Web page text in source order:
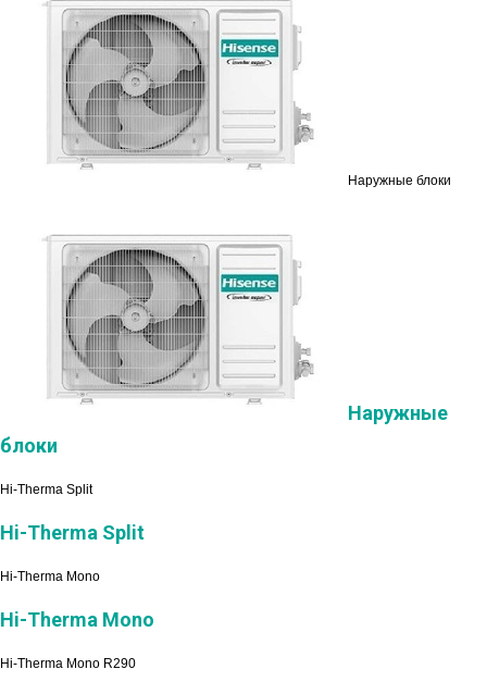
Наружные блоки
Наружные
блоки
Hi-Therma Split
Hi-Therma Split
Hi-Therma Mono
Hi-Therma Mono
Hi-Therma Mono R290